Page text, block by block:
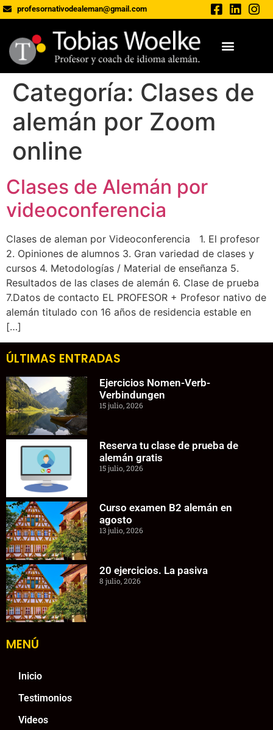
profesornativodealeman@gmail.com
Categoría: Clases de
alemán por Zoom
online
Clases de Alemán por
videoconferencia
Clases de aleman por Videoconferencia 1. El profesor
2. Opiniones de alumnos 3. Gran variedad de clases y
cursos 4. Metodologías / Material de enseñanza 5.
Resultados de las clases de alemán 6. Clase de prueba
7.Datos de contacto EL PROFESOR + Profesor nativo de
alemán titulado con 16 años de residencia estable en
[…]
ÚLTIMAS ENTRADAS
Ejercicios Nomen-Verb-
Verbindungen
15 julio, 2026
Reserva tu clase de prueba de
alemán gratis
15 julio, 2026
Curso examen B2 alemán en
agosto
13 julio, 2026
20 ejercicios. La pasiva
8 julio, 2026
MENÚ
Inicio
Testimonios
Videos